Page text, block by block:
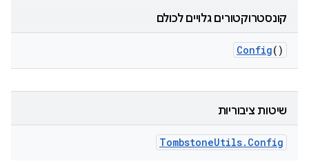
קונסטרוקטורים גלויים לכולם
Config()
שיטות ציבוריות
TombstoneUtils. Config